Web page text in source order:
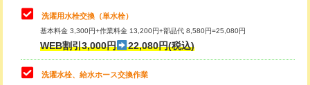
給水管工事※（ライニング鋼管・銅
管・ポリ管・HT管使用/3ｍ超え)
排水管工事（土の掘削・埋め戻し作
業）
理・調整・分解・加工など（中作業）
止水・漏水調査・防水処理・清掃・修
理・調整・分解・加工など（重作業）
33,000円
キッチンタンク脱着
洗濯用水栓交換（単水栓）
基本料金 3,300円+作業料金 13,200円+部品代 8,580円=25,080円
WEB割引3,000円 22,080円(税込)
洗濯水栓、給水ホース交換作業